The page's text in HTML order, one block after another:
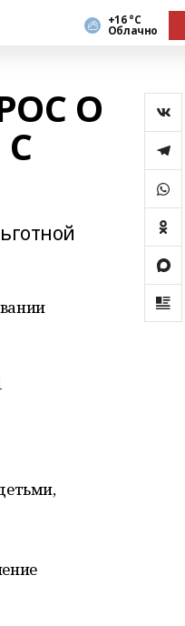
+16 °С
Облачно
О